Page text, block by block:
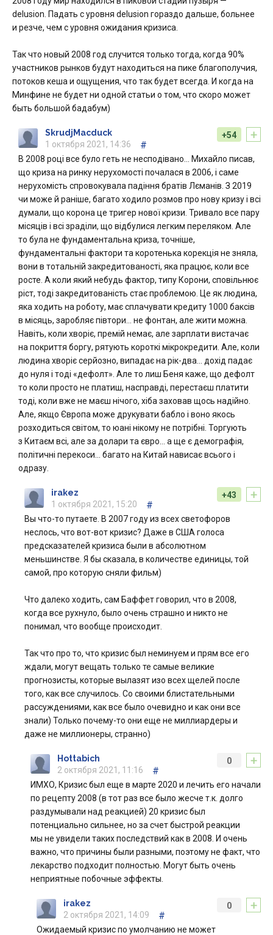
delusion. Падать с уровня delusion гораздо дальше, больнее
и резче, чем с уровня ожидания кризиса.
Так что новый 2008 год случится только тогда, когда 90%
участников рынков будут находиться на пике благополучия,
потоков кеша и ощущения, что так будет всегда. И когда на
Минфине не будет ни одной статьи о том, что скоро может
быть большой бадабум)
+
+54
SkrudjMacduck
1 октября 2021, 14:36
#
В 2008 році все було геть не несподівано… Михайло писав,
що криза на ринку нерухомості почалася в 2006, і саме
нерухомість спровокувала падіння братів Лєманів. З 2019
чи може й раніше, багато ходило розмов про нову кризу і всі
думали, що корона це тригер нової кризи. Тривало все пару
місяців і всі зраділи, що відбулися легким переляком. Але
то була не фундаментальна криза, точніше,
фундаментальні фактори та коротенька корекція не зняла,
вони в тотальній закредитованості, яка працює, коли все
росте. А коли який небудь фактор, типу Корони, сповільнює
ріст, тоді закредитованість стає проблемою. Це як людина,
яка ходить на роботу, має сплачувати кредиту 1000 баксів
в місяць, заробляє півтори… не фонтан, але жити можна.
Навіть, коли хворіє, премій немає, але зарплати вистачає
на покриття боргу, рятують короткі мікрокредити. Але, коли
людина хворіє серйозно, випадає на рік-два… дохід падає
до нуля і тоді «дефолт». Але то лиш Беня каже, що дефолт
то коли просто не платиш, насправді, перестаєш платити
тоді, коли вже не маєш нічого, хіба заховав щось надійно.
Але, якщо Європа може друкувати бабло і воно якось
розходиться світом, то юані нікому не потрібні. Торгують
з Китаєм всі, але за долари та євро… а ще є демографія,
політичні перекоси… багато на Китай нависає всього і
одразу.
+
+43
irakez
1 октября 2021, 15:20
#
Вы что-то путаете. В 2007 году из всех светофоров
неслось, что вот-вот кризис? Даже в США голоса
предсказателей кризиса были в абсолютном
меньшинстве. Я бы сказала, в количестве единицы, той
самой, про которую сняли фильм)
Что далеко ходить, сам Баффет говорил, что в 2008,
когда все рухнуло, было очень страшно и никто не
понимал, что вообще происходит.
Так что про то, что кризис был неминуем и прям все его
ждали, могут вещать только те самые великие
прогнозисты, которые вылазят изо всех щелей после
того, как все случилось. Со своими блистательными
рассуждениями, как все было очевидно и как они все
знали) Только почему-то они еще не миллиардеры и
даже не миллионеры, странно)
+
0
Hottabich
2 октября 2021, 11:16
#
ИМХО, Кризис был еще в марте 2020 и лечить его начали
по рецепту 2008 (в тот раз все было жесче т.к. долго
раздумывали над реакцией) 20 кризис был
потенциально сильнее, но за счет быстрой реакции
мы не увидели таких последствий как в 2008. И очень
важно, что причины были разными, поэтому не факт, что
лекарство подходит полностью. Могут быть очень
неприятные побочные эффекты.
+
0
irakez
2 октября 2021, 14:09
#
Ожидаемый кризис по умолчанию не может